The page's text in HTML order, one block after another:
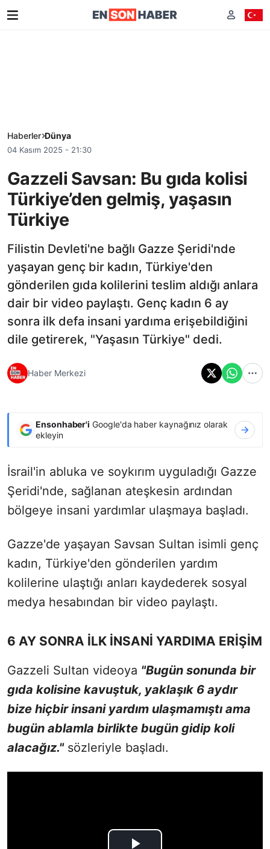
Haberler Dünya
04 Kasım 2025 - 21:30
Gazzeli Savsan: Bu gıda kolisi
Türkiye’den gelmiş, yaşasın
Türkiye
Filistin Devleti'ne bağlı Gazze Şeridi'nde
yaşayan genç bir kadın, Türkiye'den
gönderilen gıda kolilerini teslim aldığı anlara
dair bir video paylaştı. Genç kadın 6 ay
sonra ilk defa insani yardıma erişebildiğini
dile getirerek, "Yaşasın Türkiye" dedi.
Haber Merkezi
Ensonhaber'i Google'da haber kaynağınız olarak
ekleyin
İsrail'in abluka ve soykırım uyguladığı Gazze
Şeridi'nde, sağlanan ateşkesin ardından
bölgeye insani yardımlar ulaşmaya başladı.
Gazze'de yaşayan Savsan Sultan isimli genç
kadın, Türkiye'den gönderilen yardım
kolilerine ulaştığı anları kaydederek sosyal
medya hesabından bir video paylaştı.
6 AY SONRA İLK İNSANİ YARDIMA ERİŞİM
Gazzeli Sultan videoya "Bugün sonunda bir
gıda kolisine kavuştuk, yaklaşık 6 aydır
bize hiçbir insani yardım ulaşmamıştı ama
bugün ablamla birlikte bugün gidip koli
alacağız."sözleriyle başladı.